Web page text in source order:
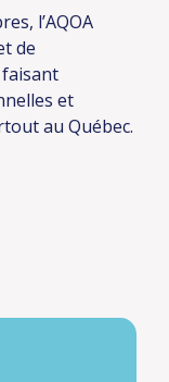
l’AQOA
de
et
au Québec.